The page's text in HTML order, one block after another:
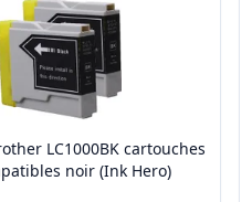
LC1000BK cartouches
noir (Ink Hero)